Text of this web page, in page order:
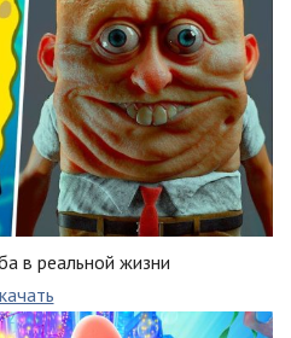
в реальной жизни